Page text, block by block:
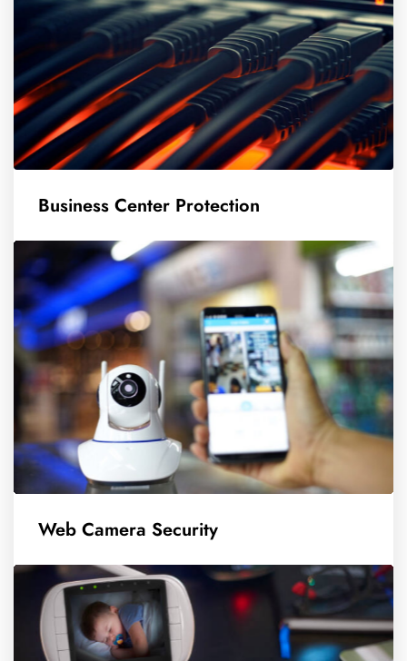
Business Center Protection
Web Camera Security